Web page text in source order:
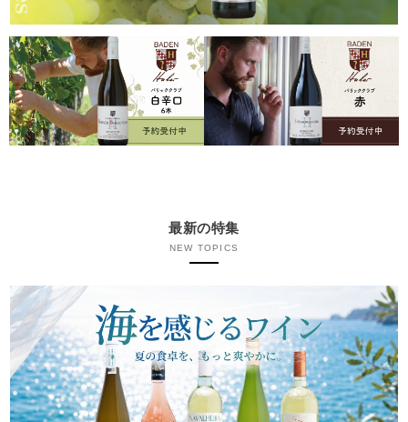
最新の特集
NEW TOPICS